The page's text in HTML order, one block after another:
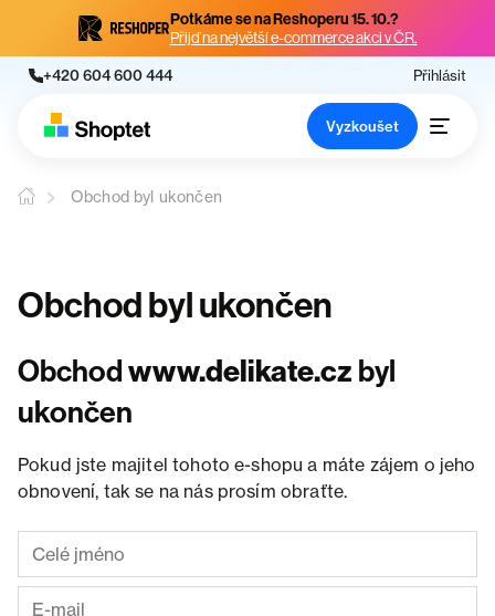
Potkáme se na Reshoperu 15. 10.?
Přijď na největší e-commerce akci v ČR.
+420 604 600 444 Přihlásit
Vyzkoušet
Obchod byl ukončen
Obchod byl ukončen
Obchodwww.delikate.cz byl
ukončen
Pokud jste majitel tohoto e-shopu a máte zájem o jeho
obnovení, tak se na nás prosím obraťte.